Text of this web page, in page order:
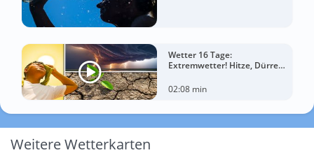
Wetter 16 Tage:
Extremwetter! Hitze, Dürre
02:08 min
Weitere Wetterkarten